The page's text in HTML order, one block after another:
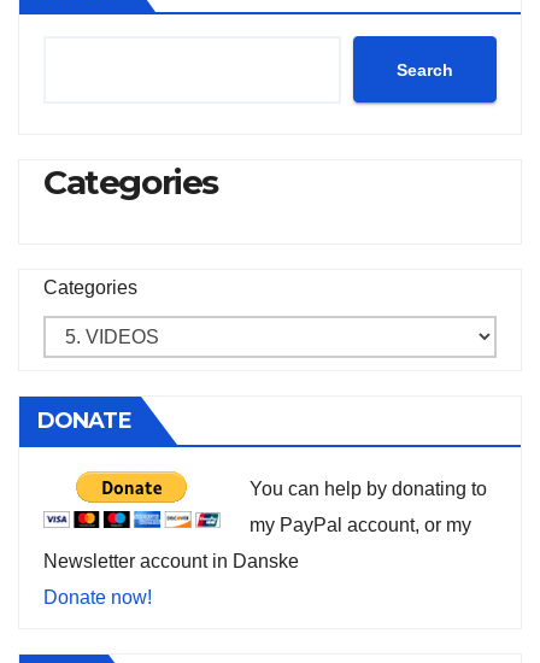
Search
Categories
Categories
DONATE
You can help by donating to
my PayPal account, or my
Newsletter account in Danske
Donate now!